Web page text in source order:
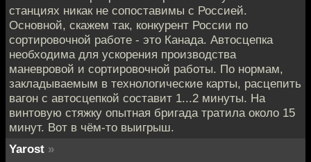
станциях никак не сопоставимы с Россией.
Основной, скажем так, конкурент России по
сортировочной работе - это Канада. Автосцепка
необходима для ускорения производства
маневровой и сортировочной работы. По нормам,
закладываемым в технологические карты, расцепить
вагон с автосцепкой составит 1...2 минуты. На
винтовую стяжку опытная бригада тратила около 15
минут. Вот в чём-то выигрыш.
Yarost »